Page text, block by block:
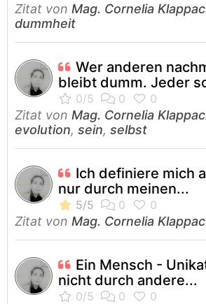
Zitat von Mag. Cornelia
dummheit
Wer anderen
bleibt dumm. Jeder
Zitat von Mag. Cornelia
evolution, sein, selbst
Ich definiere mich
nur durch meinen...
Zitat von Mag. Cornelia
Ein Mensch -
nicht durch andere...